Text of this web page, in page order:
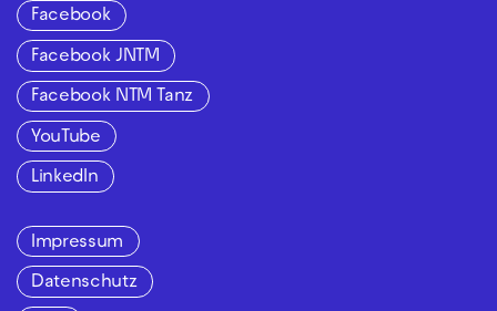
Facebook
Facebook JNTM
Facebook NTM Tanz
YouTube
LinkedIn
Impressum
Datenschutz